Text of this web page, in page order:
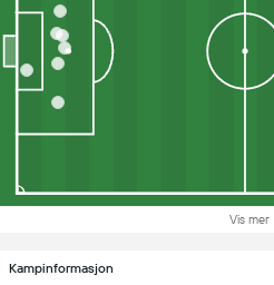
Vis mer
Kampinformasjon